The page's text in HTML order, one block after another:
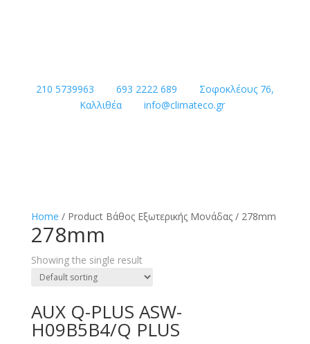
210 5739963 693 2222 689
Σοφοκλέους 76,
Καλλιθέα
info@climateco.gr
Home / Product Βάθος Εξωτερικής Μονάδας / 278mm
278mm
Showing the single result
AUX Q-PLUS ASW-
H09B5B4/Q PLUS